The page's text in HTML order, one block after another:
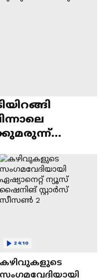
കഴിവുകളുടെ
സംഗമവേദിയായി
24:10